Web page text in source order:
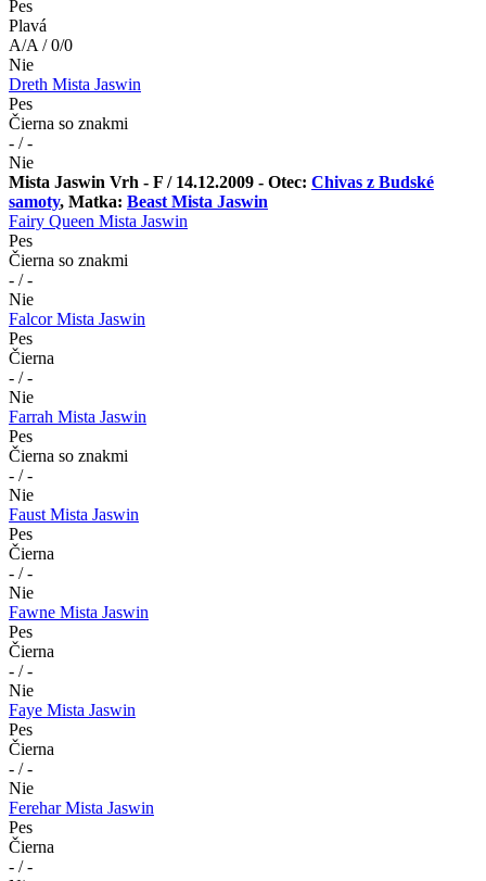
Pes
Plavá
A/A / 0/0
Nie
Dreth Mista Jaswin
Pes
Čierna so znakmi
- / -
Nie
Mista Jaswin Vrh - F / 14.12.2009 - Otec: Chivas z Budské
samoty, Matka: Beast Mista Jaswin
Fairy Queen Mista Jaswin
Pes
Čierna so znakmi
- / -
Nie
Falcor Mista Jaswin
Pes
Čierna
- / -
Nie
Farrah Mista Jaswin
Pes
Čierna so znakmi
- / -
Nie
Faust Mista Jaswin
Pes
Čierna
- / -
Nie
Fawne Mista Jaswin
Pes
Čierna
- / -
Nie
Faye Mista Jaswin
Pes
Čierna
- / -
Nie
Ferehar Mista Jaswin
Pes
Čierna
- / -